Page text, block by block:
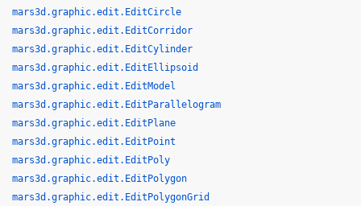
mars3d.graphic.edit.EditCircle
mars3d.graphic.edit.EditCorridor
mars3d.graphic.edit.EditCylinder
mars3d.graphic.edit.EditEllipsoid
mars3d.graphic.edit.EditModel
mars3d.graphic.edit.EditParallelogram
mars3d.graphic.edit.EditPlane
mars3d.graphic.edit.EditPoint
mars3d.graphic.edit.EditPoly
mars3d.graphic.edit.EditPolygon
mars3d.graphic.edit.EditPolygonGrid